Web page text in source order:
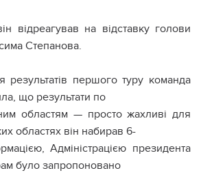
відреагував на відставку голови
Степанова.
результатів першого туру команда
що результати по
областям — просто жахливі для
областях він набирав 6-
Адміністрацією президента
було запропоновано